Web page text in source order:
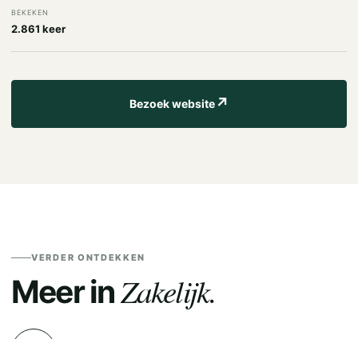
BEKEKEN
2.861 keer
Bezoek website↗
VERDER ONTDEKKEN
Meer inZakelijk.